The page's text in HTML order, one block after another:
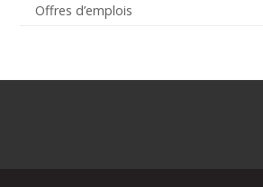
Offres d’emplois